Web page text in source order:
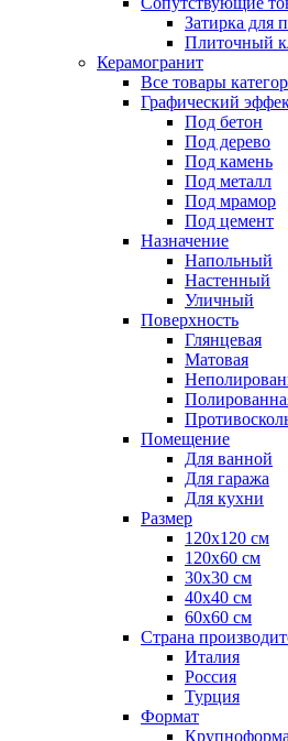
Затирка для
Плиточный
Керамогранит
Все товары
Графический
Под бетон
Под дерево
Под камень
Под металл
Под мрамор
Под цемент
Назначение
Напольный
Настенный
Уличный
Поверхность
Глянцевая
Матовая
Помещение
Для ванной
Для гаража
Для кухни
Размер
120x120 см
120x60 см
30x30 см
40x40 см
60x60 см
Страна
Италия
Россия
Турция
Формат